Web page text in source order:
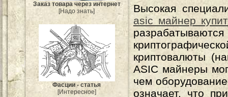
Заказ товара через интернет
[Надо знать]
Фасции - статья
[Интересное]
Высокая
asic майнер
криптовалюты
ASIC майнеры
чем
означает, что